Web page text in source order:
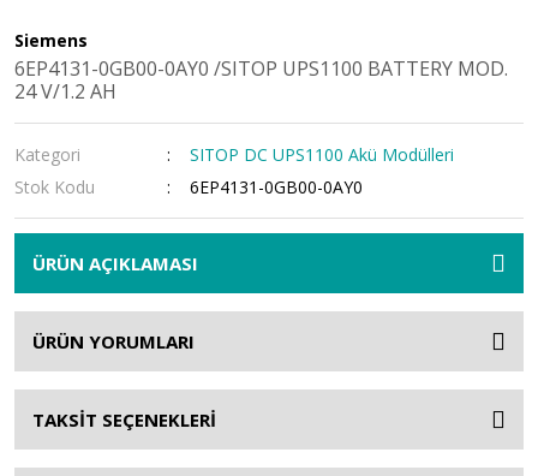
Siemens
6EP4131-0GB00-0AY0 /SITOP UPS1100 BATTERY MOD.
24 V/1.2 AH
Kategori
SITOP DC UPS1100 Akü Modülleri
Stok Kodu
6EP4131-0GB00-0AY0
ÜRÜN AÇIKLAMASI
ÜRÜN YORUMLARI
TAKSİT SEÇENEKLERİ